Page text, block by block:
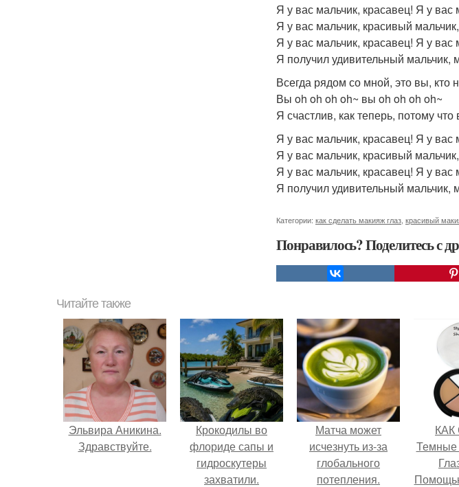
Я у вас мальчик, красавец! Я у вас
Я у вас мальчик, красивый
Я у вас мальчик, красавец! Я у вас
Я получил удивительный
Всегда рядом со мной, это вы, кто
Вы oh oh oh oh~ вы oh oh oh oh~
Я счастлив, как теперь, потому что
Я у вас мальчик, красавец! Я у вас
Я у вас мальчик, красивый
Я у вас мальчик, красавец! Я у вас
Я получил удивительный
Категории: как сделать макияж глаз красивый
Понравилось? Поделитесь с
Читайте также
Эльвира Аникина.
Здравствуйте.
Крокодилы во
флориде сапы и
гидроскутеры
захватили.
Матча может
исчезнуть из-за
глобального
потепления.
КАК